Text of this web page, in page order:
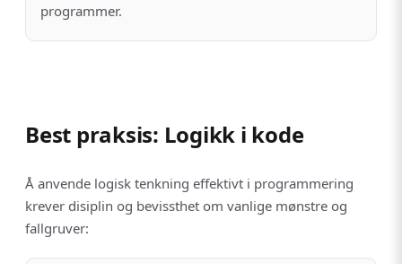
programmer.
Best praksis: Logikk i kode
Å anvende logisk tenkning effektivt i programmering
krever disiplin og bevissthet om vanlige mønstre og
fallgruver: